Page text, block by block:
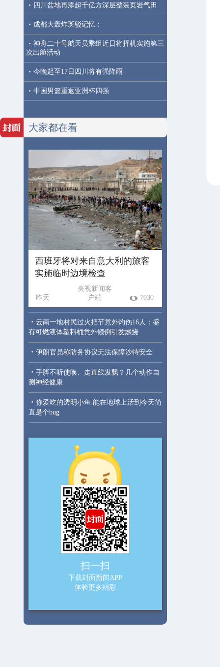
· 四川盆地再添超千亿方深层整装页岩气田
· 成都大轰炸斑驳记忆：
· 神舟二十号航天员乘组近日将择机实施第三
次出舱活动
· 今晚起至17日四川将有强降雨
· 中国男篮重返亚洲杯四强
大家都在看
西班牙将对来自意大利的旅客
实施临时边境检查
昨天
央视新闻客
户端
7030
· 云南一地村民过火把节意外灼伤16人：盛
有可燃液体塑料桶意外倾倒引发燃烧
· 伊朗官员称防务协议无法保障沙特安全
· 手脚不听使唤、走直线发飘？几个动作自
测神经健康
· 你爱吃的透明小鱼 能在地球上活到今天简
直是个bug
扫一扫
下载封面新闻APP
体验更多精彩